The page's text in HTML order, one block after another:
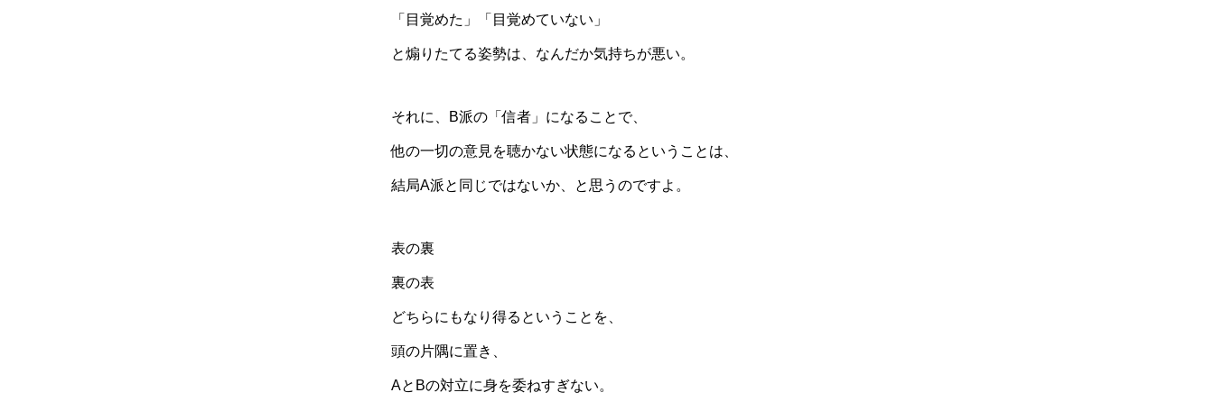
「目覚めた」「目覚めていない」
と煽りたてる姿勢は、なんだか気持ちが悪い。
それに、B派の「信者」になることで、
他の一切の意見を聴かない状態になるということは、
結局A派と同じではないか、と思うのですよ。
表の裏
裏の表
どちらにもなり得るということを、
頭の片隅に置き、
AとBの対立に身を委ねすぎない。